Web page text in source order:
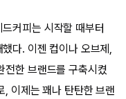
커피는 시작할 때부터
다. 이젠 컵이나 오브제,
전한 브랜드를 구축시켰
, 이제는 꽤나 탄탄한 브랜